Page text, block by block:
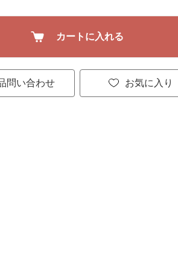
お気に入り
カートに入れる
問い合わせ